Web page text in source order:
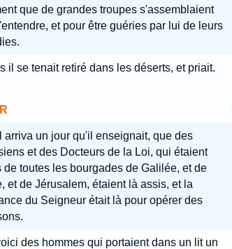
que de grandes troupes s'assemblaient
et pour être guéries par lui de leurs
il se tenait retiré dans les déserts, et priait.
arriva un jour qu'il enseignait, que des
et des Docteurs de la Loi, qui étaient
de toutes les bourgades de Galilée, et de
et de Jérusalem, étaient là assis, et la
du Seigneur était là pour opérer des
des hommes qui portaient dans un lit un